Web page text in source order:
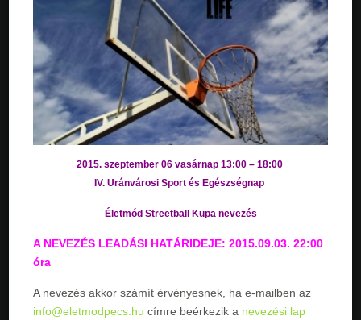
2015. szeptember 06 vasárnap 13:00 – 18:00
IV. Uránvárosi Sport és Egészségnap
Életmód Streetball Kupa nevezés
A NEVEZÉS LEADÁSI HATÁRIDEJE: 2015.09.03. 22:00
óra
A nevezés akkor számít érvényesnek, ha e-mailben az
info@eletmodpecs.hu címre beérkezik a nevezési lap